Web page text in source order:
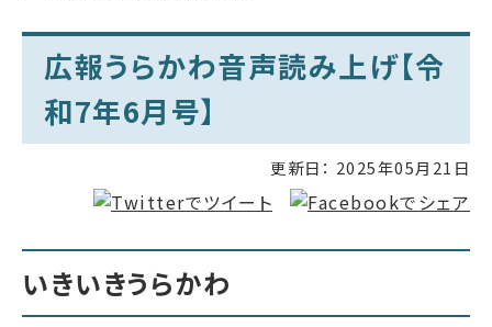
広報うらかわ音声読み上げ【令
和7年6月号】
更新日： 2025年05月21日
いきいきうらかわ